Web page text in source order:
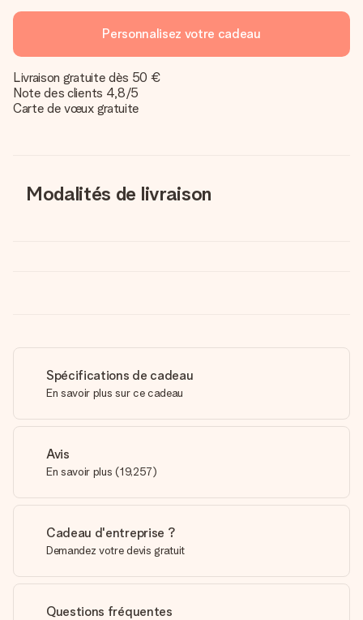
Personnalisez votre cadeau
Livraison gratuite dès 50 €
Note des clients 4,8/5
Carte de vœux gratuite
Modalités de livraison
Spécifications de cadeau
En savoir plus sur ce cadeau
Avis
En savoir plus (19,257)
Cadeau d'entreprise ?
Demandez votre devis gratuit
Questions fréquentes